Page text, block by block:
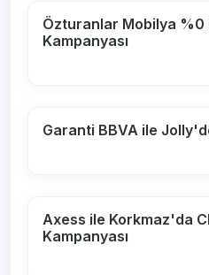
Özturanlar Mobilya %0
Kampanyası
Garanti BBVA ile
Axess ile Korkmaz'da
Kampanyası